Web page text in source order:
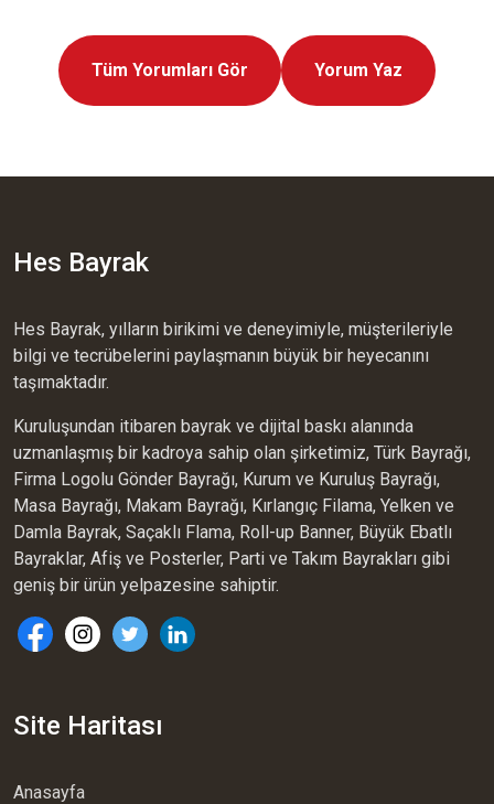
Tüm Yorumları Gör Yorum Yaz
Hes Bayrak
Hes Bayrak, yılların birikimi ve deneyimiyle, müşterileriyle
bilgi ve tecrübelerini paylaşmanın büyük bir heyecanını
taşımaktadır.
Kuruluşundan itibaren bayrak ve dijital baskı alanında
uzmanlaşmış bir kadroya sahip olan şirketimiz, Türk Bayrağı,
Firma Logolu Gönder Bayrağı, Kurum ve Kuruluş Bayrağı,
Masa Bayrağı, Makam Bayrağı, Kırlangıç Filama, Yelken ve
Damla Bayrak, Saçaklı Flama, Roll-up Banner, Büyük Ebatlı
Bayraklar, Afiş ve Posterler, Parti ve Takım Bayrakları gibi
geniş bir ürün yelpazesine sahiptir.
Site Haritası
Anasayfa